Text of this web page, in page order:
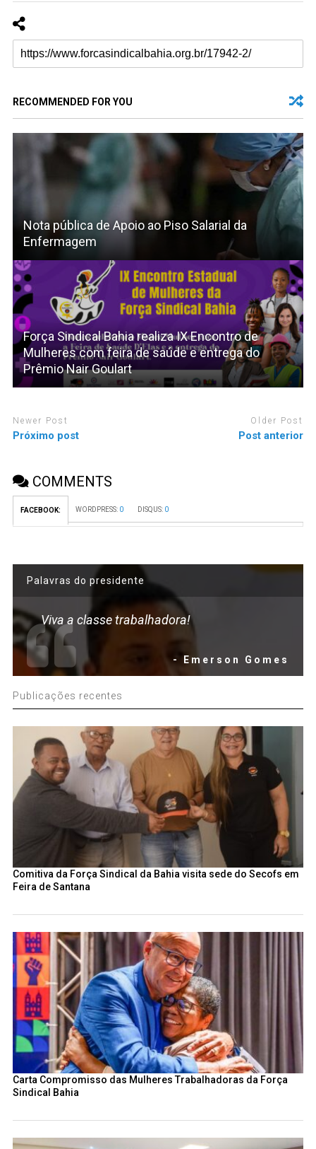
RECOMMENDED FOR YOU
Nota pública de Apoio ao Piso Salarial da
Enfermagem
Força Sindical Bahia realiza IX Encontro de
Mulheres com feira de saúde e entrega do
Prêmio Nair Goulart
Newer Post
Próximo post
Older Post
Post anterior
COMMENTS
FACEBOOK: WORDPRESS: 0 DISQUS: 0
Palavras do presidente
Viva a classe trabalhadora!
- Emerson Gomes
Publicações recentes
Comitiva da Força Sindical da Bahia visita sede do Secofs em
Feira de Santana
Carta Compromisso das Mulheres Trabalhadoras da Força
Sindical Bahia